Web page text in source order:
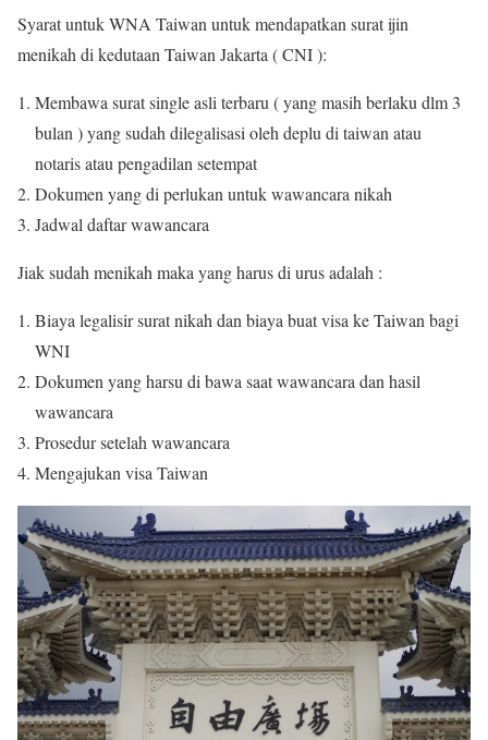
Syarat untuk WNA Taiwan untuk mendapatkan surat ijin
menikah di kedutaan Taiwan Jakarta ( CNI ):
Membawa surat single asli terbaru ( yang masih berlaku dlm 3
bulan ) yang sudah dilegalisasi oleh deplu di taiwan atau
notaris atau pengadilan setempat
Dokumen yang di perlukan untuk wawancara nikah
Jadwal daftar wawancara
Jiak sudah menikah maka yang harus di urus adalah :
Biaya legalisir surat nikah dan biaya buat visa ke Taiwan bagi
WNI
Dokumen yang harsu di bawa saat wawancara dan hasil
wawancara
Prosedur setelah wawancara
Mengajukan visa Taiwan